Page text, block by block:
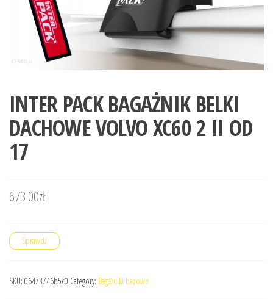
INTER PACK BAGAŻNIK BELKI
DACHOWE VOLVO XC60 2 II OD
17
673.00zł
Sprawdź
SKU: 06473746b5c0 Category: Bagażniki bazowe